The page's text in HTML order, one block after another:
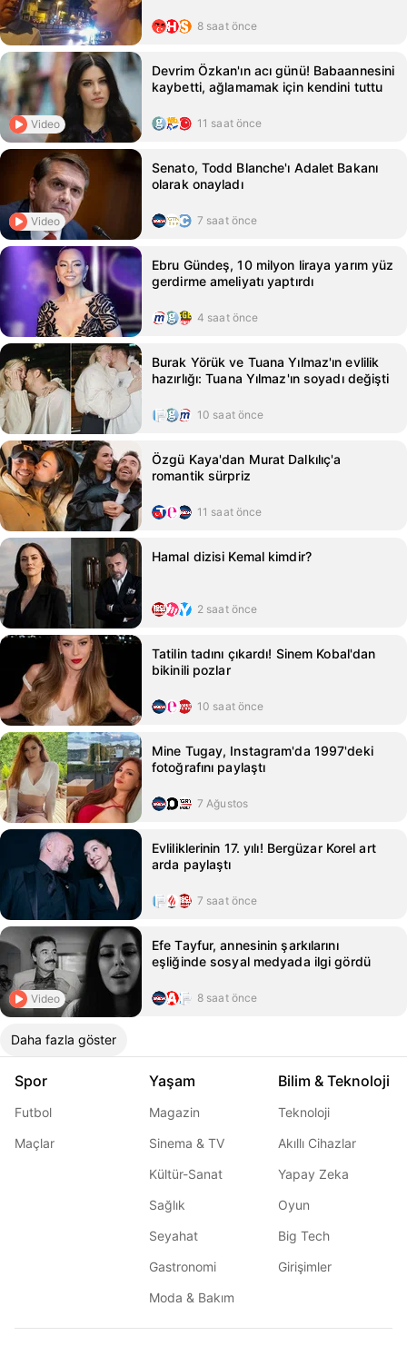
8 saat önce
Video
Devrim Özkan'ın acı günü! Babaannesini
kaybetti, ağlamamak için kendini tuttu
11 saat önce
Video
Senato, Todd Blanche'ı Adalet Bakanı
olarak onayladı
7 saat önce
Ebru Gündeş, 10 milyon liraya yarım yüz
gerdirme ameliyatı yaptırdı
4 saat önce
Burak Yörük ve Tuana Yılmaz'ın evlilik
hazırlığı: Tuana Yılmaz'ın soyadı değişti
10 saat önce
Özgü Kaya'dan Murat Dalkılıç'a
romantik sürpriz
11 saat önce
Hamal dizisi Kemal kimdir?
2 saat önce
Tatilin tadını çıkardı! Sinem Kobal'dan
bikinili pozlar
10 saat önce
Mine Tugay, Instagram'da 1997'deki
fotoğrafını paylaştı
7 Ağustos
Evliliklerinin 17. yılı! Bergüzar Korel art
arda paylaştı
7 saat önce
Video
Efe Tayfur, annesinin şarkılarını
eşliğinde sosyal medyada ilgi gördü
8 saat önce
Daha fazla göster
Spor
Futbol
Maçlar
Yaşam
Magazin
Sinema & TV
Kültür-Sanat
Sağlık
Seyahat
Gastronomi
Moda & Bakım
Bilim & Teknoloji
Teknoloji
Akıllı Cihazlar
Yapay Zeka
Oyun
Big Tech
Girişimler